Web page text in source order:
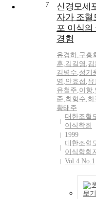
7
신경모세
자가 조혈
포 이식의
경험
유경하,구홍
훈,김길영 ,
김병수,성기
영 ,안효섭 ,
유철주,이항,
준,최형수,하
황태주
대한조혈
이식학회
1999
대한조혈
이식학회
Vol.4 No.1
보기